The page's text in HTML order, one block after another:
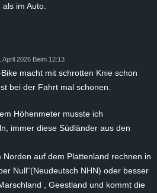
im Auto.
April 2026 Beim 12:13
macht mit schrotten Knie schon
bei der Fahrt mal schonen.
Höhenmeter musste ich
immer diese Südländer aus den
Norden auf dem Plattenland rechnen in
Null“(Neudeutsch NHN) oder besser
, Geestland und kommt die